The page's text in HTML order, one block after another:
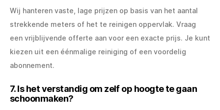
Wij hanteren vaste, lage prijzen op basis van het aantal
strekkende meters of het te reinigen oppervlak. Vraag
een vrijblijvende offerte aan voor een exacte prijs. Je kunt
kiezen uit een éénmalige reiniging of een voordelig
abonnement.
7. Is het verstandig om zelf op hoogte te gaan
schoonmaken?